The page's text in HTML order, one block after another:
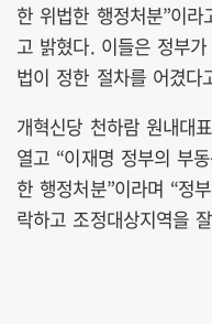
한 위법한 행정처분”이
고 밝혔다. 이들은 정부
법이 정한 절차를 어겼다
개혁신당 천하람 원내대
열고 “이재명 정부의 부
한 행정처분”이라며 “정
락하고 조정대상지역을